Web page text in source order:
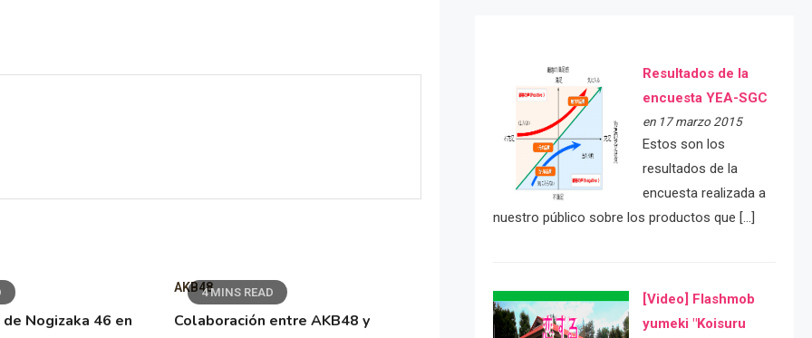
Nogizaka 46 en
4 MINS READ
AKB48
Colaboración entre AKB48 y
Resultados de la
encuesta YEA-SGC
en 17 marzo 2015
Estos son los
resultados de la
encuesta realizada a
nuestro público sobre los productos que […]
[Video] Flashmob
yumeki "Koisuru